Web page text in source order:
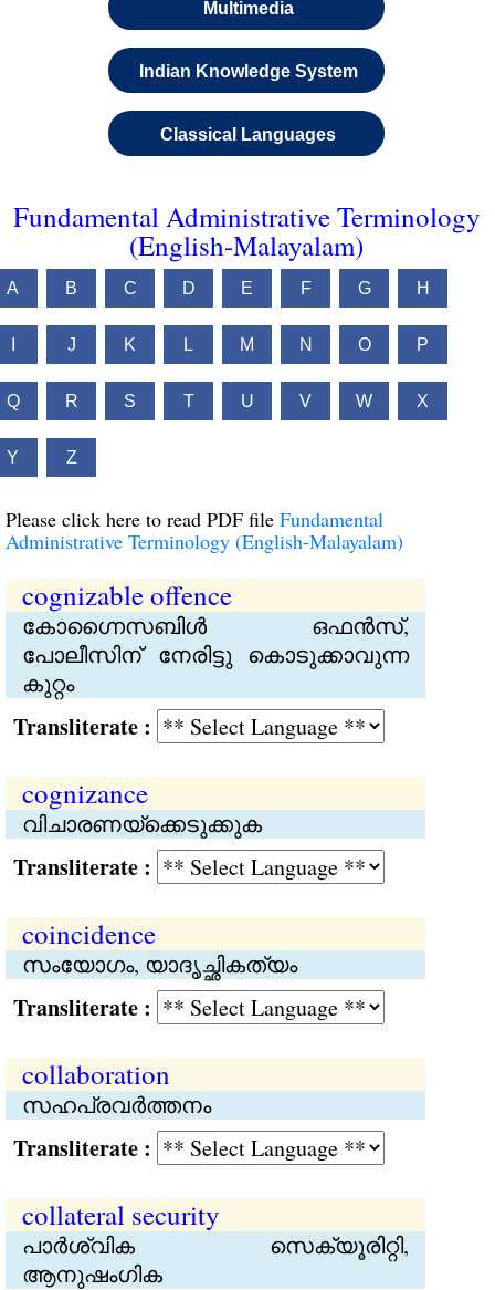
Multimedia
Indian Knowledge System
Classical Languages
Fundamental Administrative Terminology
(English-Malayalam)
A B C D E F G H
J K L M N O P
Q R S T U V W X
Y Z
Please click here to read PDF file Fundamental
Administrative Terminology (English-Malayalam)
cognizable offence
കോഗ്നൈസബിൾ ഒഫന്‍സ്,
പോലീസിന് നേരിട്ടു കൊടുക്കാവുന്ന
കുറ്റം
:
cognizance
വിചാരണയ്ക്കെടുക്കുക
:
coincidence
സംയോഗം, യാദൃച്ഛികത്യം
:
collaboration
സഹപ്രവര്‍ത്തനം
:
collateral security
പാര്‍ശ്വിക സെക്യൂരിറ്റി,
ആനുഷംഗിക